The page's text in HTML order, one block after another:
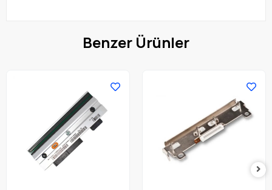
Benzer Ürünler